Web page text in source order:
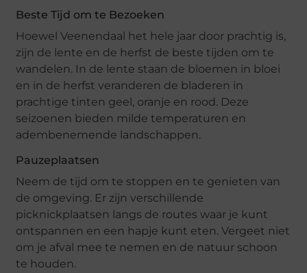
Beste Tijd om te Bezoeken
Hoewel Veenendaal het hele jaar door prachtig is,
zijn de lente en de herfst de beste tijden om te
wandelen. In de lente staan de bloemen in bloei
en in de herfst veranderen de bladeren in
prachtige tinten geel, oranje en rood. Deze
seizoenen bieden milde temperaturen en
adembenemende landschappen.
Pauzeplaatsen
Neem de tijd om te stoppen en te genieten van
de omgeving. Er zijn verschillende
picknickplaatsen langs de routes waar je kunt
ontspannen en een hapje kunt eten. Vergeet niet
om je afval mee te nemen en de natuur schoon
te houden.